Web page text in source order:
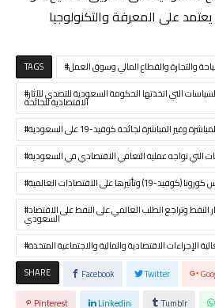
TAGS
والتجارة والقطاع المالي وسوق العمل
التي اتخذتها الحكومة السعودية للتصدي للآثار
الاقتصادية للجائحة
وغير المباشرة لجائحة كوفيد-19 على السعودية
التي تواجه عملية التعافي الاقتصادي في السعودية
على الاقتصادات العالمية
النفط وتراجع الطلب العالمي على النفط على الاقتصاد
السعودي
الإجراءات الاقتصادية والمالية والاجتماعية المتخذة
SHARE
Facebook Twitter
Pinterest
Linkedin Tumblr